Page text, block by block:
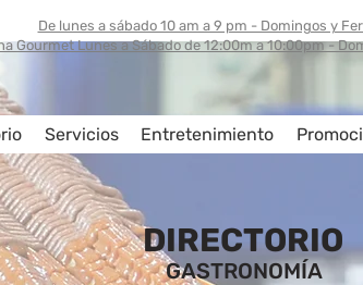
Servicios Entretenimiento
De lunes a sábado 10 am a 9 pm - Domingos y
Gourmet Lunes a Sábado de 12:00m a 10:00pm -
DIRECTORIO
GASTRONOMÍA